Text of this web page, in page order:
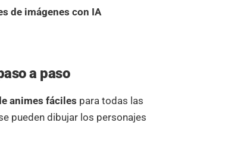
de imágenes con IA
a paso
animes fáciles para todas las
pueden dibujar los personajes